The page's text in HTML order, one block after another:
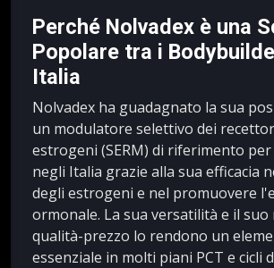
Perché Nolvadex è una
Popolare tra i
Italia
Nolvadex ha guadagnato la sua
un modulatore selettivo dei
estrogeni (SERM) di riferimento
negli Italia grazie alla sua efficacia
degli estrogeni e nel promuovere
ormonale. La sua versatilità e il
qualità-prezzo lo rendono un
essenziale in molti piani PCT e cicli